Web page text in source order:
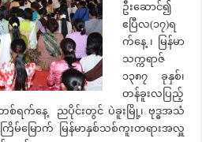
ဦးဆောင်၍
ဧပြီလ(၁၇)ရ
က်နေ့ ၊ မြန်မာ
သက္ကရာဇ်
၁၃၈၇ ခုနှစ်၊
တန်ခူးလပြည့်
တစ်ရက်နေ့ ညပိုင်းတွင် ပဲခူးမြို့၊ ဗုဒ္ဓအသံ
ကြိမ်မြောက် မြန်မာနှစ်သစ်ကူးတရားအလှူ